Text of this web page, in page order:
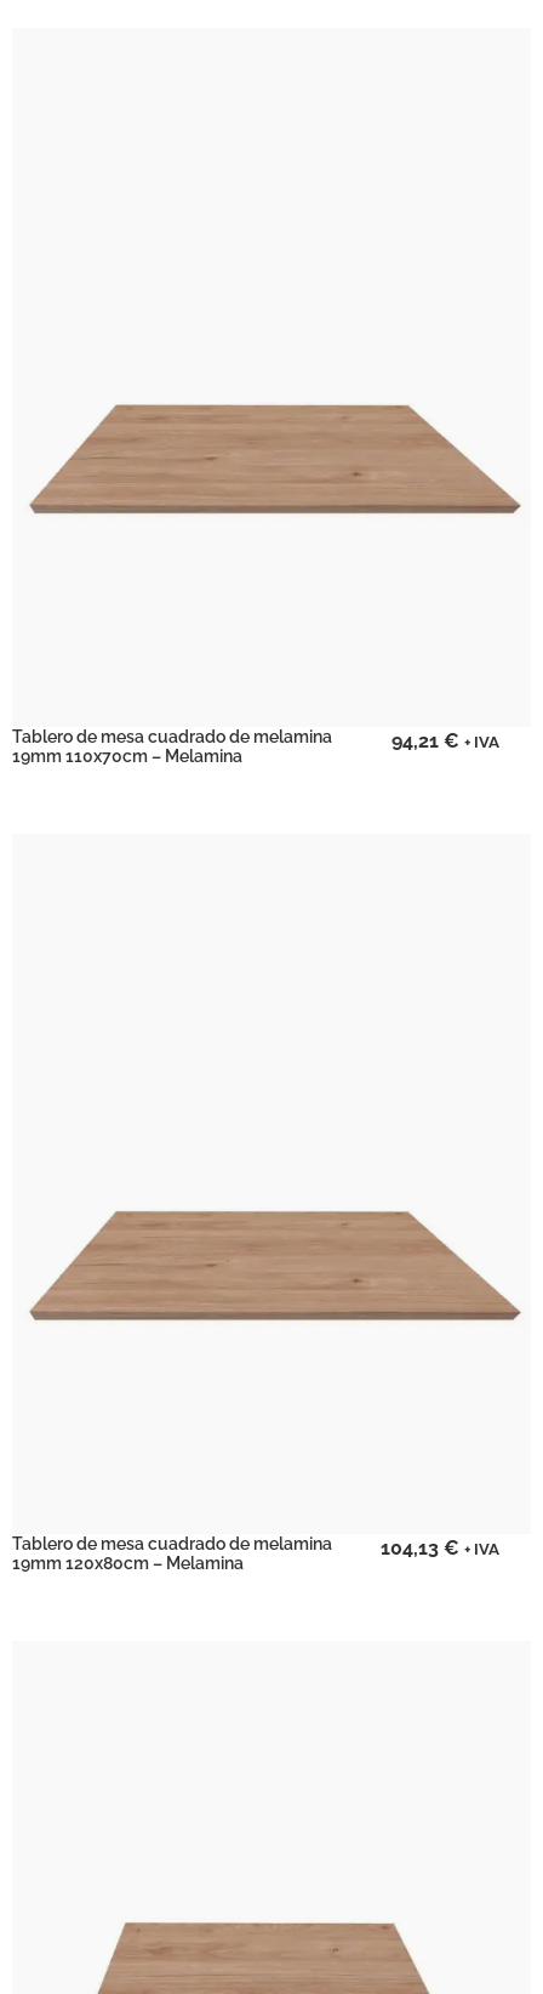
Tablero de mesa cuadrado de melamina
19mm 110x70cm – Melamina
94,21€ + IVA
Tablero de mesa cuadrado de melamina
19mm 120x80cm – Melamina
104,13€ + IVA